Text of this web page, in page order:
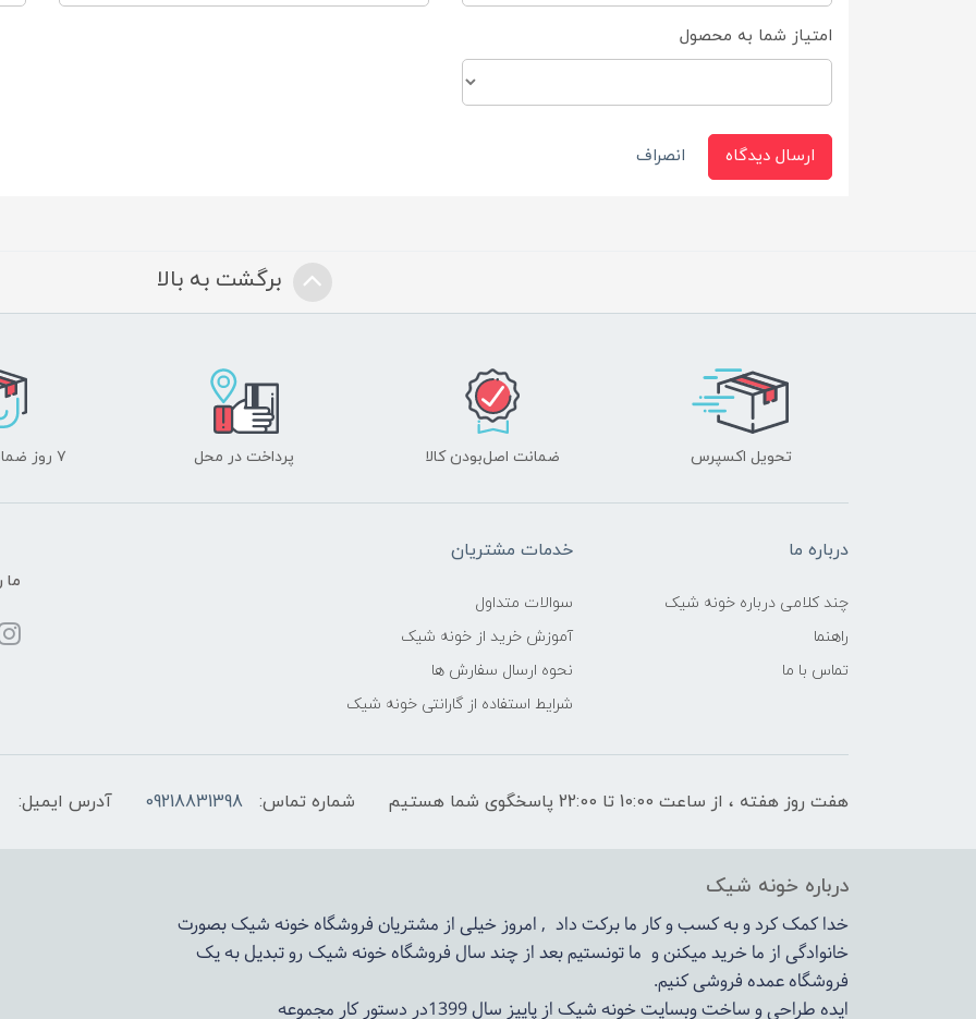
امتیاز شما به محصول
ارسال دیدگاه انصراف
برگشت به بالا
تحویل اکسپرس ضمانت اصل‌بودن کالا پرداخت در محل ۷ روز ضمانت بازگشت
درباره ما
چند کلامی درباره خونه شیک
راهنما
تماس با ما
خدمات مشتریان
سوالات متداول
آموزش خرید از خونه شیک
نحوه ارسال سفارش ها
شرایط استفاده از گارانتی خونه شیک
ما
هفت روز هفته ، از ساعت 10:00 تا 22:00 پاسخگوی شما هستیم شماره تماس: 09218831398 آدرس ایمیل:
درباره خونه شیک
خدا کمک کرد و به کسب و کار ما برکت داد , امروز خیلی از مشتریان فروشگاه خونه شیک بصورت
خانوادگی از ما خرید میکنن و ما تونستیم بعد از چند سال فروشگاهخونه شیکرو تبدیل به یک
فروشگاه عمده فروشی کنیم.
ایده طراحی و ساخت وبسایت خونه شیک از پاییز سال 1399در دستور کار مجموعه